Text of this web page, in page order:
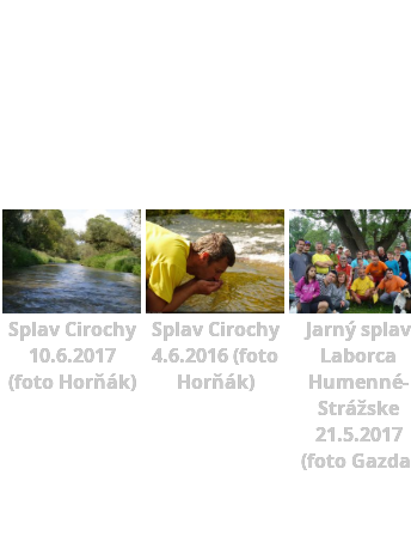
Splav Cirochy
10.6.2017
(foto Horňák)
Splav Cirochy
4.6.2016 (foto
Horňák)
Jarný splav
Laborca
Humenné-
Strážske
21.5.2017
(foto